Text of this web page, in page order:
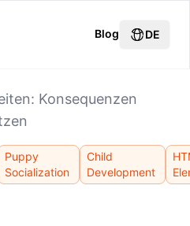
Blog DE
Konsequenzen
Puppy
Socialization
Child
Development